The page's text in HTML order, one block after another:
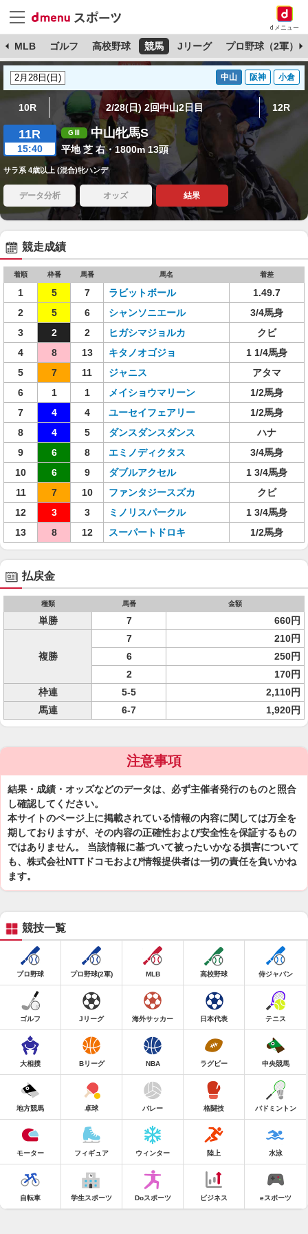
dメニュー
MLB ゴルフ 高校野球 競馬 Jリーグ プロ野球（2軍）
中山 阪神 小倉
10R 2/28(日) 2回中山2日目 12R
11R
15:40
中山牝馬S
平地 芝 右・1800m 13頭
サラ系 4歳以上 (混合)牝ハンデ
データ分析 オッズ 結果
競走成績
着順 枠番 馬番 馬名 着差
1 5 7 ラビットボール
1.49.7
2
5 6 シャンソニエール
3/4馬身
3
2 2 ヒガシマジョルカ
クビ
4
8 13 キタノオゴジョ
1 1/4馬身
5
7 11 ジャニス
アタマ
6
1 1 メイショウマリーン
1/2馬身
7
4 4 ユーセイフェアリー
1/2馬身
8
4 5 ダンスダンスダンス
ハナ
9
6 8 エミノディクタス
3/4馬身
10
6 9 ダブルアクセル
1 3/4馬身
11
7 10 ファンタジースズカ
クビ
12
3 3 ミノリスパークル
1 3/4馬身
13
8 12 スーパートドロキ 1/2馬身
払戻金
種類 馬番 金額
単勝 7 660円
複勝
7
210円
6
250円
2
170円
枠連
5-5
2,110円
馬連
6-7 1,920円
注意事項
結果・成績・オッズなどのデータは、必ず主催者発行のものと照合
し確認してください。
本サイトのページ上に掲載されている情報の内容に関しては万全を
期しておりますが、その内容の正確性および安全性を保証するもの
ではありません。 当該情報に基づいて被ったいかなる損害について
も、株式会社NTTドコモおよび情報提供者は一切の責任を負いかね
ます。
競技一覧
プロ野球 プロ野球(2軍) MLB 高校野球 侍ジャパン
ゴルフ Jリーグ 海外サッカー 日本代表 テニス
大相撲 Bリーグ NBA ラグビー 中央競馬
地方競馬 卓球 バレー 格闘技 バドミントン
モーター フィギュア ウィンター 陸上 水泳
自転車 学生スポーツ Doスポーツ ビジネス eスポーツ